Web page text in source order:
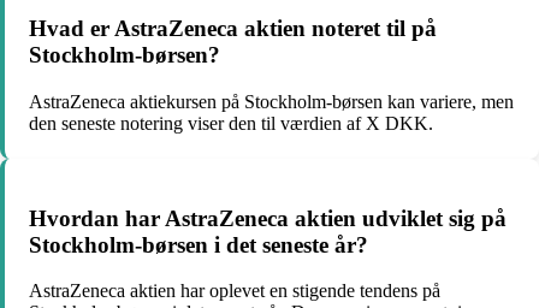
Hvad er AstraZeneca aktien noteret til på
Stockholm-børsen?
AstraZeneca aktiekursen på Stockholm-børsen kan variere, men
den seneste notering viser den til værdien af X DKK.
Hvordan har AstraZeneca aktien udviklet sig på
Stockholm-børsen i det seneste år?
AstraZeneca aktien har oplevet en stigende tendens på